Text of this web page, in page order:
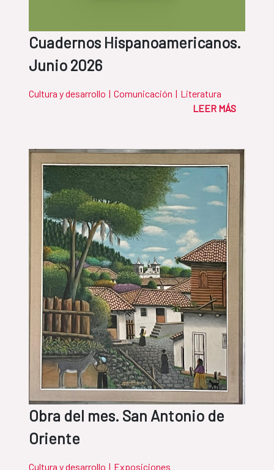
Cuadernos Hispanoamericanos.
Junio 2026
Cultura y desarrollo | Comunicación | Literatura
LEER MÁS
Obra del mes. San Antonio de
Oriente
Cultura y desarrollo | Exposiciones